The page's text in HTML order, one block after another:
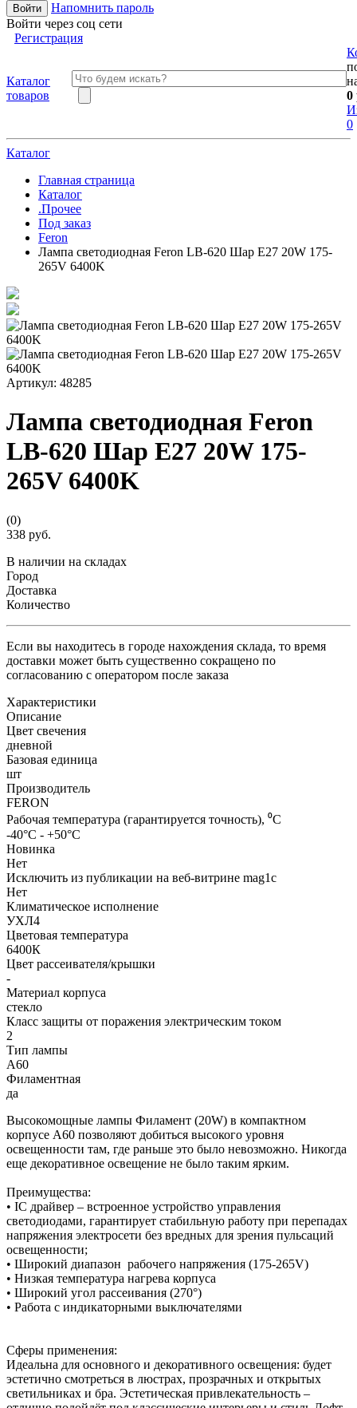
Напомнить пароль
Войти через соц сети
Регистрация
Каталог
товаров
0
0
Каталог
Главная страница
Каталог
.Прочее
Под заказ
Feron
Лампа светодиодная Feron LB-620 Шар E27 20W 175-
265V 6400K
Артикул: 48285
Лампа светодиодная Feron
LB-620 Шар E27 20W 175-
265V 6400K
(0)
338 руб.
В наличии на складах
Город
Доставка
Количество
Если вы находитесь в городе нахождения склада, то время
доставки может быть существенно сокращено по
согласованию с оператором после заказа
Характеристики
Описание
Цвет свечения
дневной
Базовая единица
шт
Производитель
FERON
Рабочая температура (гарантируется точность), ⁰С
-40°C - +50°C
Новинка
Нет
Исключить из публикации на веб-витрине mag1c
Нет
Климатическое исполнение
УХЛ4
Цветовая температура
6400К
Цвет рассеивателя/крышки
-
Материал корпуса
стекло
Класс защиты от поражения электрическим током
2
Тип лампы
A60
Филаментная
да
Высокомощные лампы Филамент (20W) в компактном
корпусе A60 позволяют добиться высокого уровня
освещенности там, где раньше это было невозможно. Никогда
еще декоративное освещение не было таким ярким.
Преимущества:
• IC драйвер – встроенное устройство управления
светодиодами, гарантирует стабильную работу при перепадах
напряжения электросети без вредных для зрения пульсаций
освещенности;
• Широкий диапазон рабочего напряжения (175-265V)
• Низкая температура нагрева корпуса
• Широкий угол рассеивания (270°)
• Работа с индикаторными выключателями
Сферы применения:
Идеальна для основного и декоративного освещения: будет
эстетично смотреться в люстрах, прозрачных и открытых
светильниках и бра. Эстетическая привлекательность –